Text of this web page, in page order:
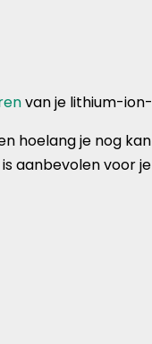
van je lithium-
hoelang je nog
aanbevolen voor je